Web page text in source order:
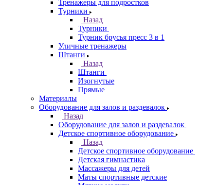
Тренажеры для подростков
Турники
Назад
Турники
Турник брусья пресс 3 в 1
Уличные тренажеры
Штанги
Назад
Штанги
Изогнутые
Прямые
Материалы
Оборудование для залов и раздевалок
Назад
Оборудование для залов и раздевалок
Детское спортивное оборудование
Назад
Детское спортивное оборудование
Детская гимнастика
Массажеры для детей
Маты спортивные детские